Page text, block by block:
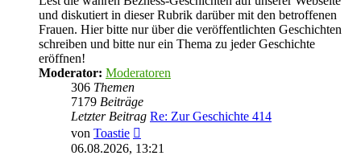
und diskutiert in dieser Rubrik darüber mit den betroffenen
Frauen. Hier bitte nur über die veröffentlichten Geschichten
schreiben und bitte nur ein Thema zu jeder Geschichte
eröffnen!
Moderator: Moderatoren
306 Themen
7179 Beiträge
Letzter Beitrag Re: Zur Geschichte 414
von Toastie
Beitrag
06.08.2026, 13:21